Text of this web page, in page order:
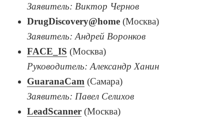
Заявитель: Виктор Чернов
DrugDiscovery@home (Москва)
Заявитель: Андрей Воронков
FACE_IS (Москва)
Руководитель: Александр Ханин
GuaranaCam (Самара)
Заявитель: Павел Селихов
LeadScanner (Москва)